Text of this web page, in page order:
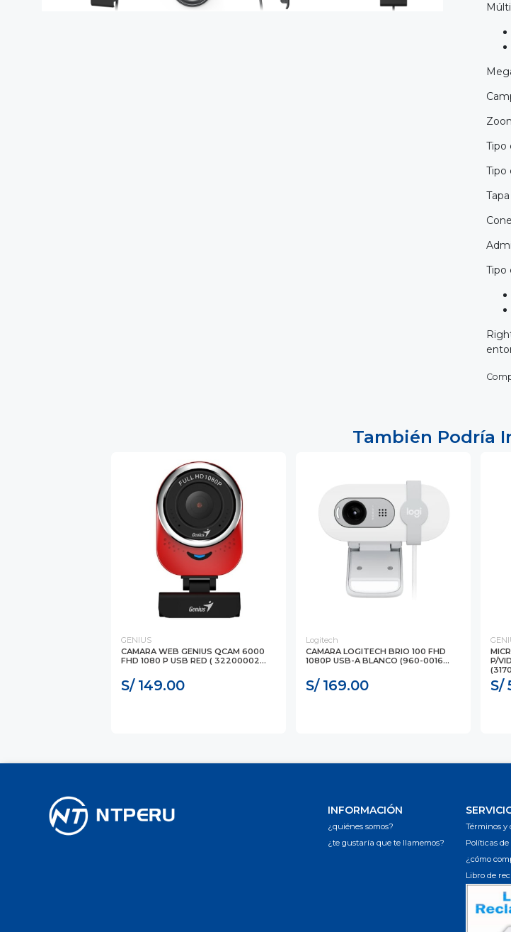
Tipo
Tipo
Tipo
También Podría
GENIUS
CAMARA WEB GENIUS QCAM 6000
FHD 1080 P USB RED ( 32200002...
S/ 149.00
Logitech
CAMARA LOGITECH BRIO 100 FHD
1080P USB-A BLANCO (960-0016...
S/ 169.00
P/
S/
INFORMACIÓN
¿quiénes somos?
¿te gustaría que te llamemos?
Términos y
Políticas
¿cómo
Libro de